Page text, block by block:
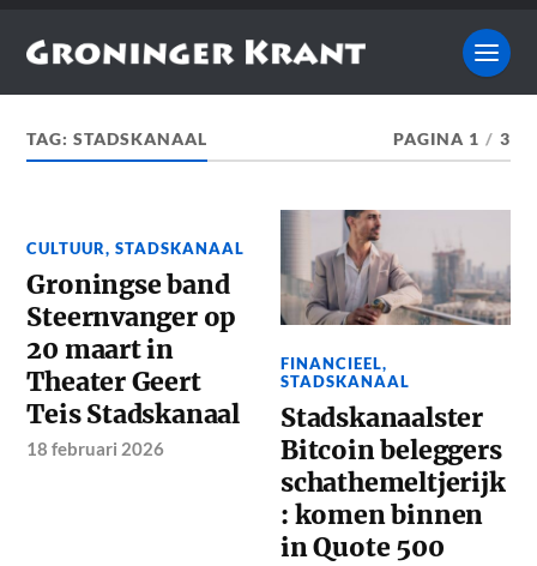
TAG:STADSKANAAL PAGINA 1 / 3
CULTUUR,STADSKANAAL
Groningse band
Steernvanger op
20 maart in
Theater Geert
Teis Stadskanaal
18 februari 2026
FINANCIEEL,
STADSKANAAL
Stadskanaalster
Bitcoin beleggers
schathemeltjerijk
: komen binnen
in Quote 500